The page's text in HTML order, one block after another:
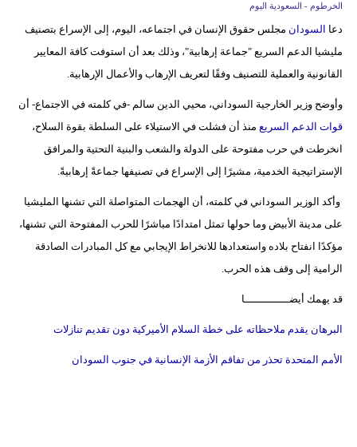
علوم
وتكنولوجيا
مدوَّنات
فيديو
سيارات
الخرطوم - السعودية اليوم
دعا السودان مجلس حقوق الإنسان في اجتماعه، اليوم، إلى الإسراع بتصنيف
مليشيا الدعم السريع "جماعة إرهابية"، وذلك بعد أن استوفت كافة المعايير
القانونية والعملية للتصنيف وفقًا لتعريف الإرهاب والأعمال الإرهابية.
وأوضح وزير الخارجية السوداني، محيي الدين سالم -في كلمته في الاجتماع- أن
قوات الدعم السريع منذ أن فشلت في الاستيلاء على السلطة بقوة السلاح،
انخرطت في حرب مفتوحة على الدولة والشعب والبنية التحتية والمرافق
الإستراتيجية الخدمية، مشيرًا إلى الإسراع في تصنيفها جماعةً إرهابيةً.
وأكد الوزير السوداني في كلمته، أن الهجمات المتواصلة التي تشنها المليشيا
على مدينة الأبيض وما حولها تمثل امتدادًا مباشرًا للحرب المفتوحة التي تشنها،
مؤكدًا انفتاح بلاده واستعدادها للانخراط الإيجابي مع كل المبادرات الصادقة
الرامية إلى وقف هذه الحرب.
قد يهمك أيضــــــــــــــا
البرهان يقدم ملاحظاته على خطة السلام الأميركية دون تقديم تنازلات
الأمم المتحدة تحذر من تفاقم الأزمة الإنسانية في جنوب السودان